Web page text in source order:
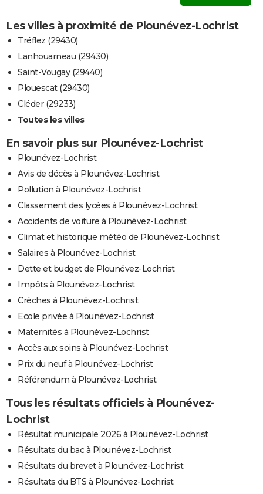
Les villes à proximité de Plounévez-Lochrist
Tréflez (29430)
Lanhouarneau (29430)
Saint-Vougay (29440)
Plouescat (29430)
Cléder (29233)
Toutes les villes
En savoir plus sur Plounévez-Lochrist
Plounévez-Lochrist
Avis de décès à Plounévez-Lochrist
Pollution à Plounévez-Lochrist
Classement des lycées à Plounévez-Lochrist
Accidents de voiture à Plounévez-Lochrist
Climat et historique météo de Plounévez-Lochrist
Salaires à Plounévez-Lochrist
Dette et budget de Plounévez-Lochrist
Impôts à Plounévez-Lochrist
Crèches à Plounévez-Lochrist
Ecole privée à Plounévez-Lochrist
Maternités à Plounévez-Lochrist
Accès aux soins à Plounévez-Lochrist
Prix du neuf à Plounévez-Lochrist
Référendum à Plounévez-Lochrist
Tous les résultats officiels à Plounévez-
Lochrist
Résultat municipale 2026 à Plounévez-Lochrist
Résultats du bac à Plounévez-Lochrist
Résultats du brevet à Plounévez-Lochrist
Résultats du BTS à Plounévez-Lochrist